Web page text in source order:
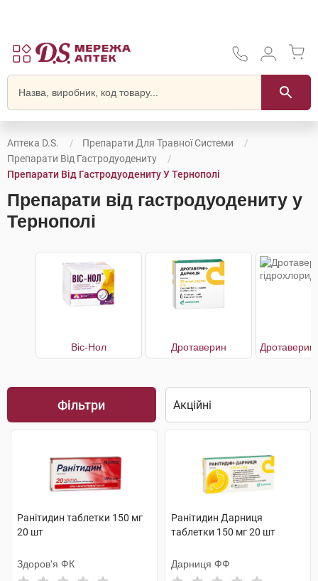
Аптека D.S.
Препарати Для Травної Системи
Препарати Від Гастродуодениту
Препарати Від Гастродуодениту У Тернополі
Препарати від гастродуодениту у
Тернополі
Віс-Нол Дротаверин
Фільтри
Ранітидин таблетки 150 мг
20 шт
Здоров'я ФК
Ранітидин Дарниця
таблетки 150 мг 20 шт
Дарниця ФФ